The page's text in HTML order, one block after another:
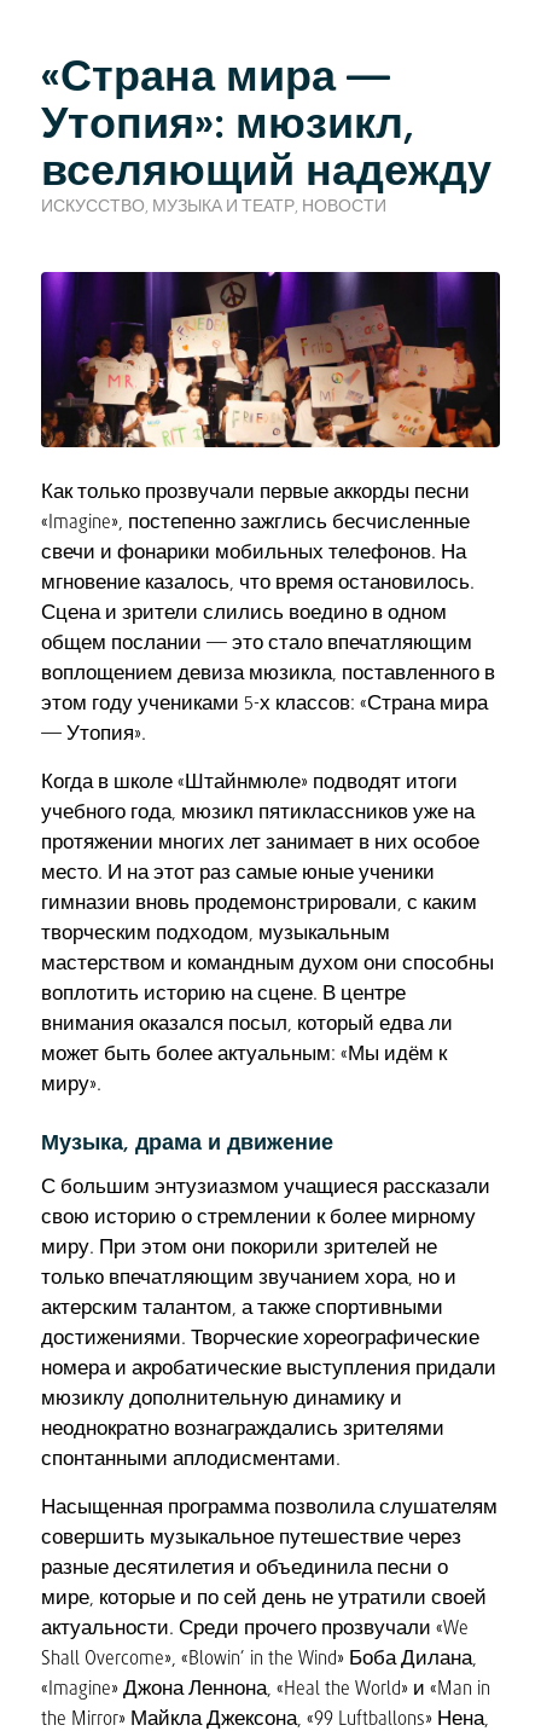
«Страна мира —
Утопия»: мюзикл,
вселяющий надежду
ИСКУССТВО, МУЗЫКА И ТЕАТР, НОВОСТИ
Как только прозвучали первые аккорды песни
«Imagine», постепенно зажглись бесчисленные
свечи и фонарики мобильных телефонов. На
мгновение казалось, что время остановилось.
Сцена и зрители слились воедино в одном
общем послании — это стало впечатляющим
воплощением девиза мюзикла, поставленного в
этом году учениками 5-х классов: «Страна мира
— Утопия».
Когда в школе «Штайнмюле» подводят итоги
учебного года, мюзикл пятиклассников уже на
протяжении многих лет занимает в них особое
место. И на этот раз самые юные ученики
гимназии вновь продемонстрировали, с каким
творческим подходом, музыкальным
мастерством и командным духом они способны
воплотить историю на сцене. В центре
внимания оказался посыл, который едва ли
может быть более актуальным: «Мы идём к
миру».
Музыка, драма и движение
С большим энтузиазмом учащиеся рассказали
свою историю о стремлении к более мирному
миру. При этом они покорили зрителей не
только впечатляющим звучанием хора, но и
актерским талантом, а также спортивными
достижениями. Творческие хореографические
номера и акробатические выступления придали
мюзиклу дополнительную динамику и
неоднократно вознаграждались зрителями
спонтанными аплодисментами.
Насыщенная программа позволила слушателям
совершить музыкальное путешествие через
разные десятилетия и объединила песни о
мире, которые и по сей день не утратили своей
актуальности. Среди прочего прозвучали «We
Shall Overcome», «Blowin’ in the Wind» Боба Дилана,
«Imagine» Джона Леннона, «Heal the World» и «Man in
the Mirror» Майкла Джексона, «99 Luftballons» Нена,